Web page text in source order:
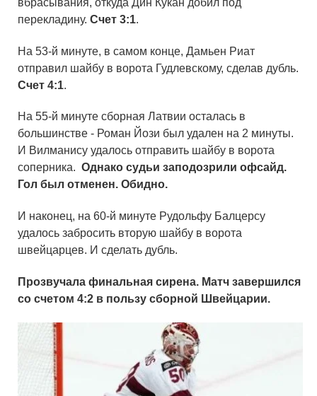
перекладину. Счет 3:1.
На 53-й минуте, в самом конце, Дамьен Риат
отправил шайбу в ворота Гудлевскому, сделав дубль.
Счет 4:1.
На 55-й минуте сборная Латвии осталась в
большинстве - Роман Йози был удален на 2 минуты.
И Вилманису удалось отправить шайбу в ворота
соперника. Однако судьи заподозрили офсайд.
Гол был отменен. Обидно.
И наконец, на 60-й минуте Рудольфу Балцерсу
удалось забросить вторую шайбу в ворота
швейцарцев. И сделать дубль.
Прозвучала финальная сирена. Матч завершился
со счетом 4:2 в пользу сборной Швейцарии.